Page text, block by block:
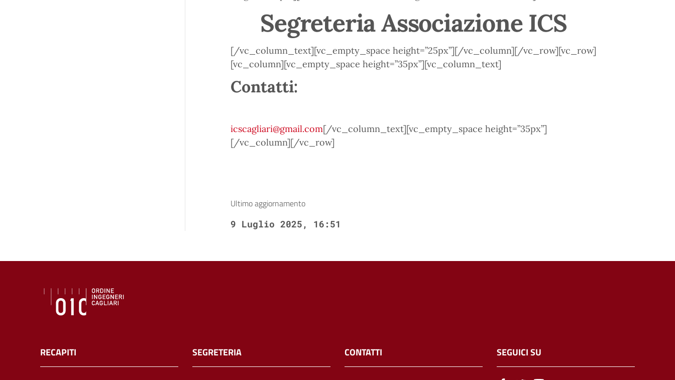
Segreteria Associazione ICS
[/vc_column_text][vc_empty_space height=”25px”][/vc_column][/vc_row][vc_row]
[vc_column][vc_empty_space height=”35px”][vc_column_text]
Contatti:
icscagliari@gmail.com[/vc_column_text][vc_empty_space height=”35px”]
[/vc_column][/vc_row]
Ultimo aggiornamento
9 Luglio 2025, 16:51
RECAPITI SEGRETERIA CONTATTI SEGUICI SU